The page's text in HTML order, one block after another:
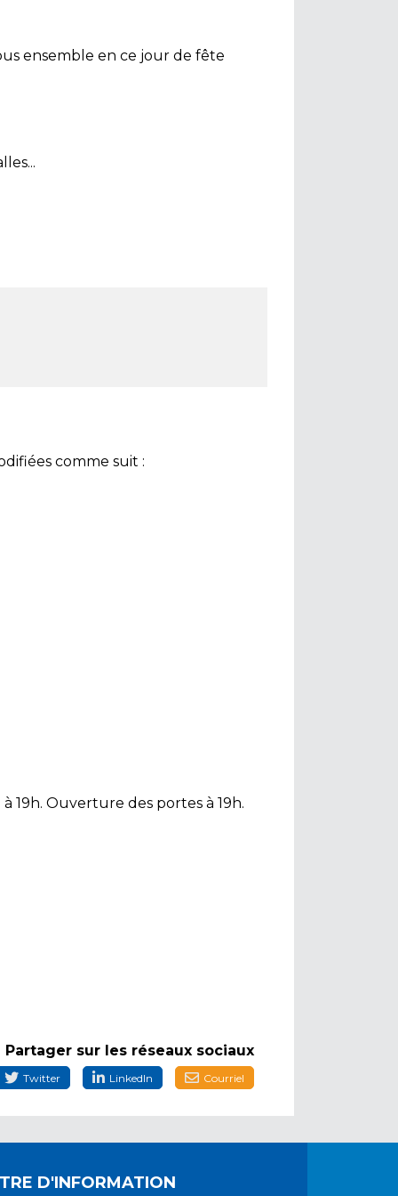
ensemble en ce jour de fête
comme suit :
19h. Ouverture des portes à 19h.
Partager sur les réseaux sociaux
Twitter LinkedIn Courriel
D'INFORMATION